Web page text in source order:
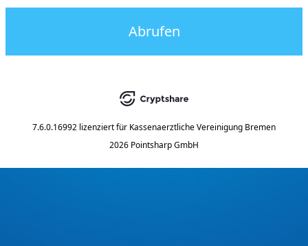
Abrufen
7.6.0.16992 lizenziert für Kassenaerztliche Vereinigung Bremen
2026 Pointsharp GmbH